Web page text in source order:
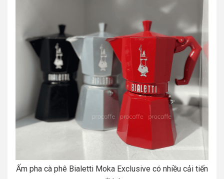
Ấm pha cà phê Bialetti Moka Exclusive có nhiều cải tiến